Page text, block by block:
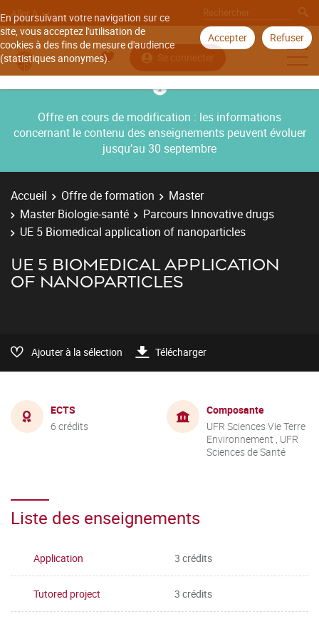
En poursuivant votre navigation sur ce
site, vous acceptez l'utilisation de
cookies à des fins de mesure d'audience
(statistiques anonymes).
Accepter Refuser
Aller à
Se connecter
Offre en cours de modification : les informations
concernant le contenu des enseignements peuvent évoluer
jusqu’au 30 septembre
Accueil Offre de formation
Master
Master Biologie-santé
Parcours Innovative drugs
UE 5 Biomedical application of nanoparticles
UE 5 BIOMEDICAL APPLICATION
OF NANOPARTICLES
Ajouter à la sélection Télécharger
ECTS
6 crédits
Composante
UFR Sciences Vie Terre
Environnement , UFR
Sciences de Santé
Liste des enseignements
Application 3 crédits
Tutored project 3 crédits